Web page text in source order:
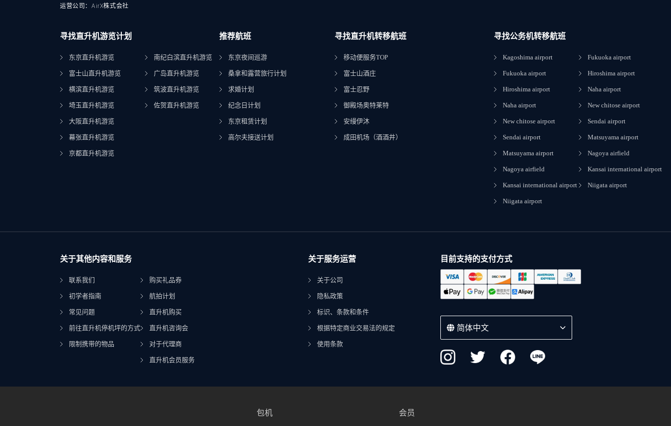
运营公司：AirX株式会社
寻找直升机游览计划
东京直升机游览
富士山直升机游览
横滨直升机游览
埼玉直升机游览
大阪直升机游览
幕张直升机游览
京都直升机游览
南纪白滨直升机游览
广岛直升机游览
筑波直升机游览
佐贺直升机游览
推荐航班
东京夜间巡游
桑拿和露营旅行计划
求婚计划
纪念日计划
东京租赁计划
高尔夫接送计划
寻找直升机转移航班
移动便服务TOP
富士山酒庄
富士忍野
御殿场奥特莱特
安缦伊沐
成田机场（酒酒井）
寻找公务机转移航班
Kagoshima airport
Fukuoka airport
Hiroshima airport
Naha airport
New chitose airport
Sendai airport
Matsuyama airport
Nagoya airfield
Kansai international airport
Niigata airport
Fukuoka airport
Hiroshima airport
Naha airport
New chitose airport
Sendai airport
Matsuyama airport
Nagoya airfield
Kansai international airport
Niigata airport
关于其他内容和服务
联系我们
初学者指南
常见问题
前往直升机停机坪的方式
限制携带的物品
购买礼品券
航拍计划
直升机购买
直升机咨询会
对于代理商
直升机会员服务
关于服务运营
关于公司
隐私政策
标识、条款和条件
根据特定商业交易法的规定
使用条款
目前支持的支付方式
简体中文
包机 会员